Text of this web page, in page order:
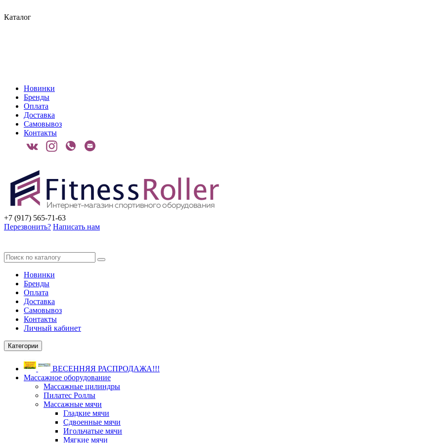
Каталог
Новинки
Бренды
Оплата
Доставка
Самовывоз
Контакты
+7 (917) 565-71-63
Перезвонить? Написать нам
Новинки
Бренды
Оплата
Доставка
Самовывоз
Контакты
Личный кабинет
Категории
ВЕСЕННЯЯ РАСПРОДАЖА!!!
Массажное оборудование
Массажные цилиндры
Пилатес Роллы
Массажные мячи
Гладкие мячи
Сдвоенные мячи
Игольчатые мячи
Мягкие мячи